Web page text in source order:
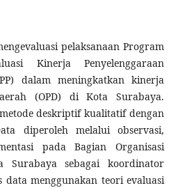
pelaksanaan Program
Kinerja Penyelenggaraan
dalam meningkatkan kinerja
(OPD) di Kota Surabaya.
deskriptif kualitatif dengan
diperoleh melalui observasi,
pada Bagian Organisasi
Surabaya sebagai koordinator
data menggunakan teori evaluasi